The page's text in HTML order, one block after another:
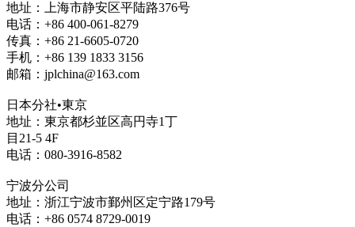
地址：上海市静安区平陆路376号
电话：+86 400-061-8279
传真：+86 21-6605-0720
手机：+86 139 1833 3156
邮箱：jplchina@163.com
日本分社•東京
地址：東京都杉並区高円寺1丁
目21-5 4F
电话：080-3916-8582
宁波分公司
地址：浙江宁波市鄞州区定宁路179号
电话：+86 0574 8729-0019